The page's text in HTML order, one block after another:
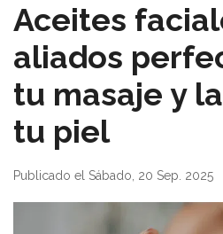
Aceites
aliados
tu masaje y
tu piel
Publicado el Sábado, 20 Sep. 2025